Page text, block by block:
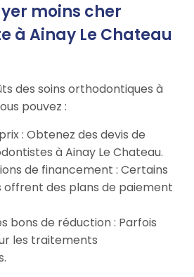
moins cher
à Ainay Le Chateau
des soins orthodontiques à
pouvez :
: Obtenez des devis de
à Ainay Le Chateau.
de financement : Certains
des plans de paiement
bons de réduction : Parfois
les traitements